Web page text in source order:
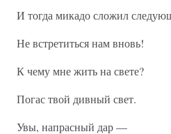
И тогда микадо сложил
Не встретиться нам вновь!
К чему мне жить на свете?
Погас твой дивный свет.
Увы, напрасный дар —